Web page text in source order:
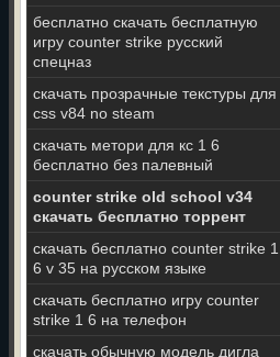
бесплатно скачать бесплатную
игру counter strike русский
спецназ
скачать прозрачные текстуры для
css v84 no steam
скачать метори для кс 1 6
бесплатно без палевный
counter strike old school v34
скачать бесплатно торрент
скачать бесплатно counter strike 1
6 v 35 на русском языке
скачать бесплатно игру counter
strike 1 6 на телефон
скачать обычную модель дигла